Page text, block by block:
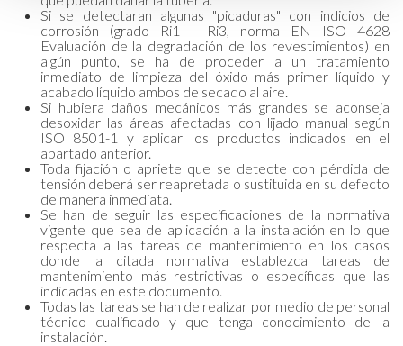
Si se detectaran algunas "picaduras" con indicios de
corrosión (grado Ri1 - Ri3, norma EN ISO 4628
Evaluación de la degradación de los revestimientos) en
algún punto, se ha de proceder a un tratamiento
inmediato de limpieza del óxido más primer líquido y
acabado líquido ambos de secado al aire.
Si hubiera daños mecánicos más grandes se aconseja
desoxidar las áreas afectadas con lijado manual según
ISO 8501-1 y aplicar los productos indicados en el
apartado anterior.
Toda fijación o apriete que se detecte con pérdida de
tensión deberá ser reapretada o sustituida en su defecto
de manera inmediata.
Se han de seguir las especificaciones de la normativa
vigente que sea de aplicación a la instalación en lo que
respecta a las tareas de mantenimiento en los casos
donde la citada normativa establezca tareas de
mantenimiento más restrictivas o específicas que las
indicadas en este documento.
Todas las tareas se han de realizar por medio de personal
técnico cualificado y que tenga conocimiento de la
instalación.